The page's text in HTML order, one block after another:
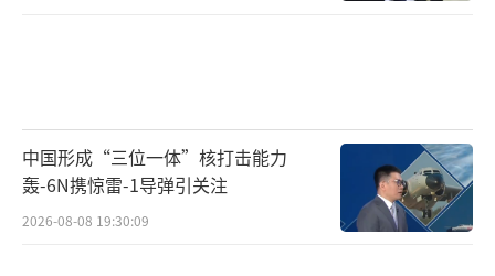
中国形成“三位一体”核打击能力
轰-6N携惊雷-1导弹引关注
2026-08-08 19:30:09